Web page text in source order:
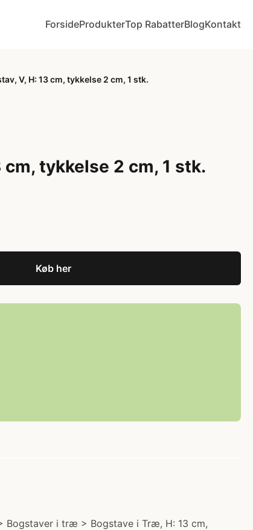
ForsideProdukterTop RabatterBlogKontakt
V, H: 13 cm, tykkelse 2 cm, 1 stk.
cm, tykkelse 2 cm, 1 stk.
Køb her
Bogstaver i træ > Bogstave i Træ, H: 13 cm,